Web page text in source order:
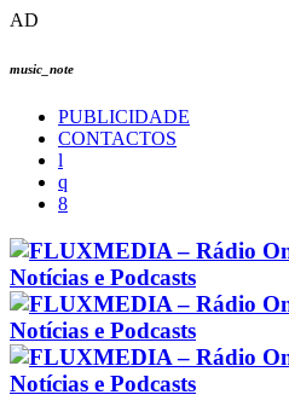
AD
music_note
PUBLICIDADE
CONTACTOS